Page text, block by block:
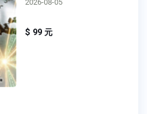
2026-08-05
$ 99 元